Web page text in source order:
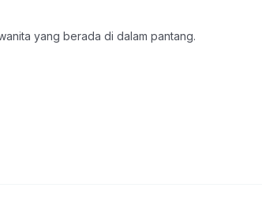
yang berada di dalam pantang.